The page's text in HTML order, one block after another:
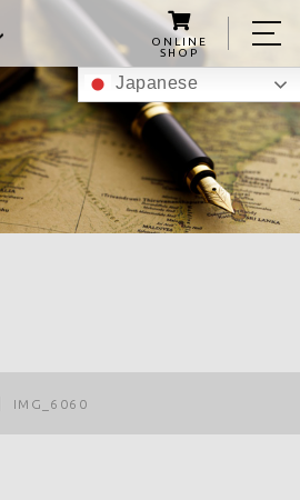
ONLINE
SHOP
Japanese
IMG_6060
ホーム
たちについて
ゃくグミの紹介
ブログ